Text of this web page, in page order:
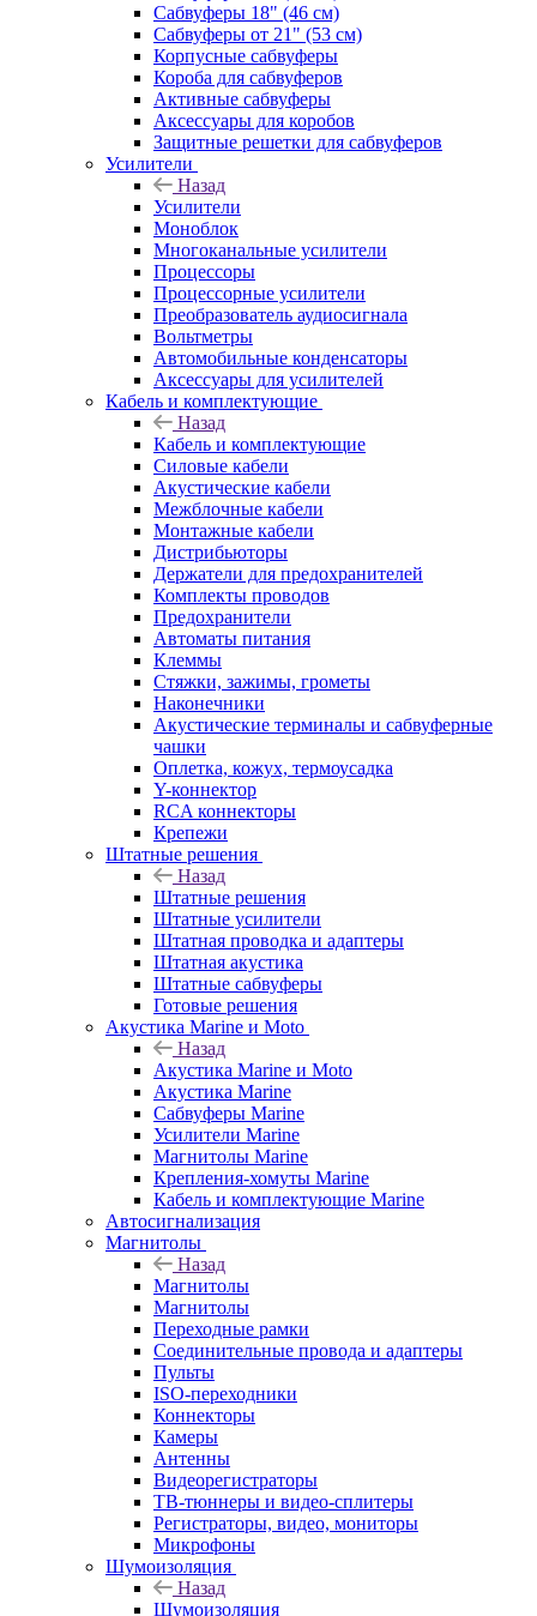
Сабвуферы 18" (46 см)
Сабвуферы от 21" (53 см)
Корпусные сабвуферы
Короба для сабвуферов
Активные сабвуферы
Аксессуары для коробов
Защитные решетки для сабвуферов
Усилители
Назад
Усилители
Моноблок
Многоканальные усилители
Процессоры
Процессорные усилители
Преобразователь аудиосигнала
Вольтметры
Автомобильные конденсаторы
Аксессуары для усилителей
Кабель и комплектующие
Назад
Кабель и комплектующие
Силовые кабели
Акустические кабели
Межблочные кабели
Монтажные кабели
Дистрибьюторы
Держатели для предохранителей
Комплекты проводов
Предохранители
Автоматы питания
Клеммы
Стяжки, зажимы, грометы
Наконечники
Акустические терминалы и сабвуферные
чашки
Оплетка, кожух, термоусадка
Y-коннектор
RCA коннекторы
Крепежи
Штатные решения
Назад
Штатные решения
Штатные усилители
Штатная проводка и адаптеры
Штатная акустика
Штатные сабвуферы
Готовые решения
Акустика Marine и Moto
Назад
Акустика Marine и Moto
Акустика Marine
Сабвуферы Marine
Усилители Marine
Магнитолы Marine
Крепления-хомуты Marine
Кабель и комплектующие Marine
Автосигнализация
Магнитолы
Назад
Магнитолы
Магнитолы
Переходные рамки
Соединительные провода и адаптеры
Пульты
ISO-переходники
Коннекторы
Камеры
Антенны
Видеорегистраторы
ТВ-тюннеры и видео-сплитеры
Регистраторы, видео, мониторы
Микрофоны
Шумоизоляция
Назад
Шумоизоляция